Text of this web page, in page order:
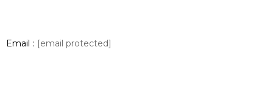
Email : [email protected]